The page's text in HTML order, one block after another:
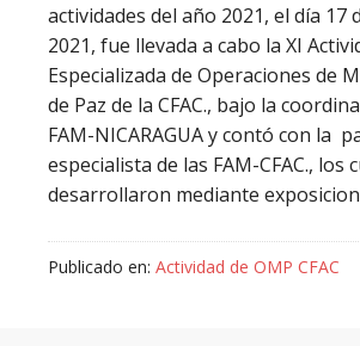
actividades del año 2021, el día 17
2021, fue llevada a cabo la XI
Especializada de Operaciones de
de Paz de la CFAC., bajo la
FAM-NICARAGUA y contó con la
especialista de las FAM-CFAC., los
desarrollaron mediante
Publicado en: Actividad de OMP CFAC